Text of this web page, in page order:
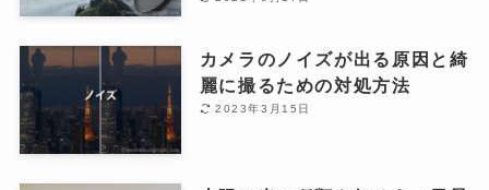
カメラのノイズが出る原因と綺
麗に撮るための対処方法
2023年3月15日